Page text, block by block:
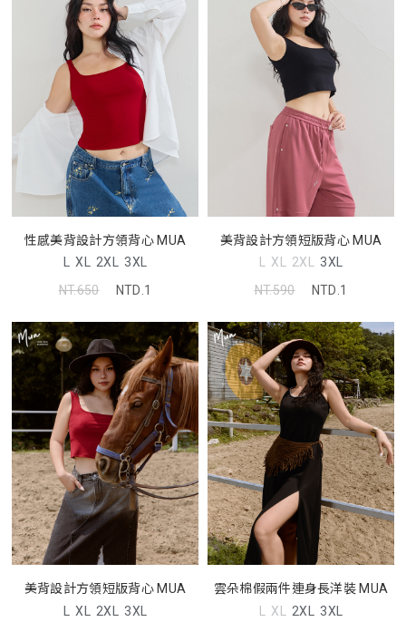
性感美背設計方領背心 MUA
L XL 2XL 3XL
NT.650
NTD.1
美背設計方領短版背心 MUA
L XL 2XL 3XL
NT.590
NTD.1
美背設計方領短版背心 MUA
L XL 2XL 3XL
雲朵棉假兩件連身長洋裝 MUA
L XL 2XL 3XL